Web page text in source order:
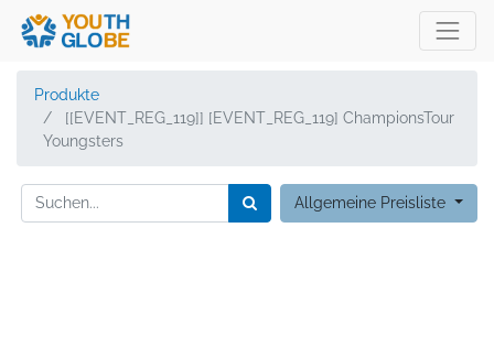
Produkte
[[EVENT_REG_119]] [EVENT_REG_119] ChampionsTour
Youngsters
Allgemeine Preisliste